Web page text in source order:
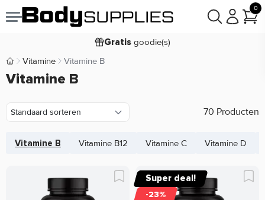
0
Voor
Gratis goodie(s)
Laagsteprijsgarantie
Koop nu, betaal in
Body Supplies | Sportvoeding en Supplementen
Vitamine Vitamine B
Vitamine B
70 Producten
Vitamine B Vitamine B12 Vitamine C Vitamine D
Super deal!
-23%